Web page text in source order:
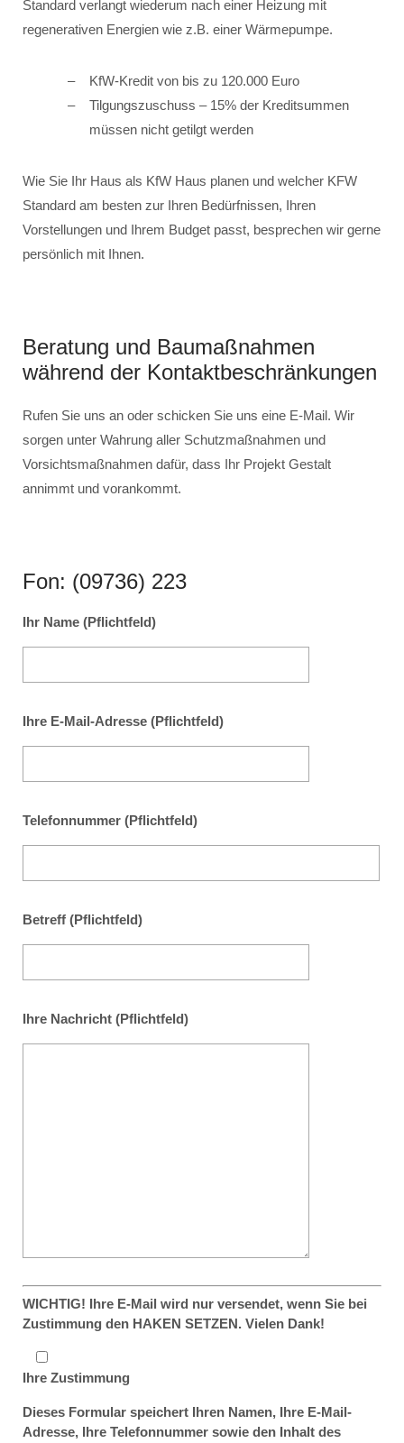
Standard verlangt wiederum nach einer Heizung mit
regenerativen Energien wie z.B. einer Wärmepumpe.
KfW-Kredit von bis zu 120.000 Euro
Tilgungszuschuss – 15% der Kreditsummen
müssen nicht getilgt werden
Wie Sie Ihr Haus als KfW Haus planen und welcher KFW
Standard am besten zur Ihren Bedürfnissen, Ihren
Vorstellungen und Ihrem Budget passt, besprechen wir gerne
persönlich mit Ihnen.
Beratung und Baumaßnahmen
während der Kontaktbeschränkungen
Rufen Sie uns an oder schicken Sie uns eine E-Mail. Wir
sorgen unter Wahrung aller Schutzmaßnahmen und
Vorsichtsmaßnahmen dafür, dass Ihr Projekt Gestalt
annimmt und vorankommt.
Fon: (09736) 223
Ihr Name (Pflichtfeld)
Ihre E-Mail-Adresse (Pflichtfeld)
Telefonnummer (Pflichtfeld)
Betreff (Pflichtfeld)
Ihre Nachricht (Pflichtfeld)
WICHTIG! Ihre E-Mail wird nur versendet, wenn Sie bei
Zustimmung den HAKEN SETZEN. Vielen Dank!
Ihre Zustimmung
Dieses Formular speichert Ihren Namen, Ihre E-Mail-
Adresse, Ihre Telefonnummer sowie den Inhalt des